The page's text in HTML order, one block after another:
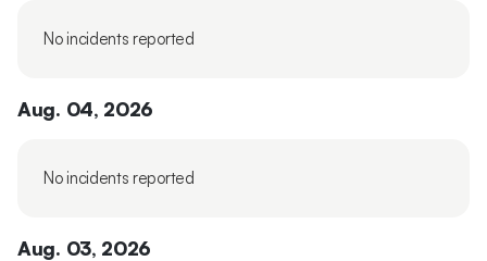
No incidents reported
Aug. 04, 2026
No incidents reported
Aug. 03, 2026